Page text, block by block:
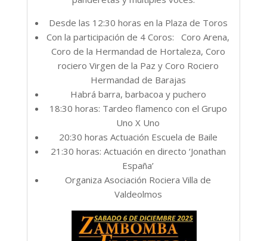
Desde las 12:30 horas en la Plaza de Toros
Con la participación de 4 Coros: Coro Arena,
Coro de la Hermandad de Hortaleza, Coro
rociero Virgen de la Paz y Coro Rociero
Hermandad de Barajas
Habrá barra, barbacoa y puchero
18:30 horas: Tardeo flamenco con el Grupo
Uno X Uno
20:30 horas Actuación Escuela de Baile
21:30 horas: Actuación en directo ‘Jonathan
España’
Organiza Asociación Rociera Villa de
Valdeolmos